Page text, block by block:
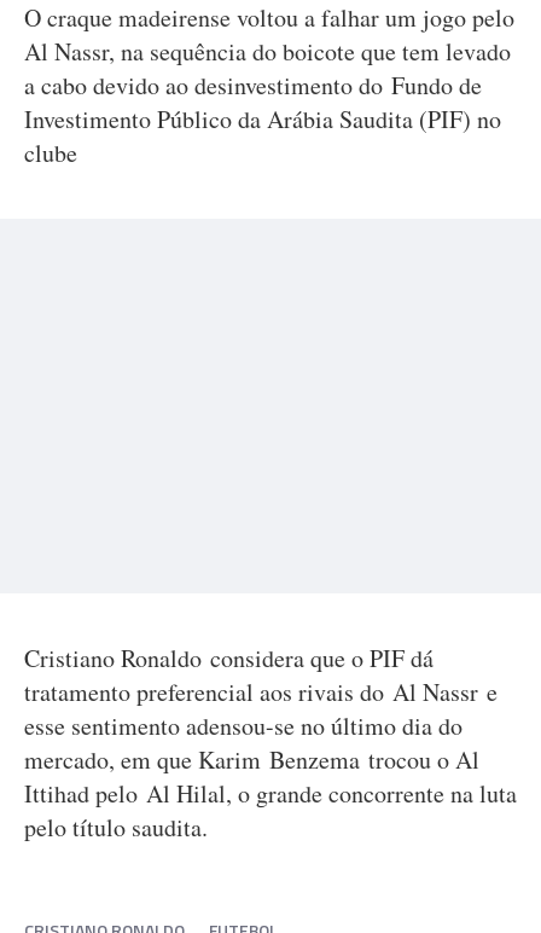
O craque madeirense voltou a falhar um jogo pelo
Al Nassr, na sequência do boicote que tem levado
a cabo devido ao desinvestimento do Fundo de
Investimento Público da Arábia Saudita (PIF) no
clube
Cristiano Ronaldo considera que o PIF dá
tratamento preferencial aos rivais do Al Nassr e
esse sentimento adensou-se no último dia do
mercado, em que Karim Benzema trocou o Al
Ittihad pelo Al Hilal, o grande concorrente na luta
pelo título saudita.